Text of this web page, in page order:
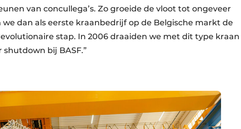
van concullega’s. Zo groeide de vloot tot ongeveer
dan als eerste kraanbedrijf op de Belgische markt de
stap. In 2006 draaiden we met dit type kraan
bij BASF.”